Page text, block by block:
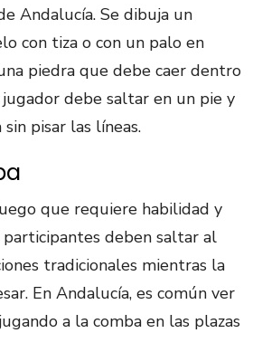
Andalucía. Se dibuja un
con tiza o con un palo en
piedra que debe caer dentro
debe saltar en un pie y
pisar las líneas.
que requiere habilidad y
participantes deben saltar al
tradicionales mientras la
En Andalucía, es común ver
a la comba en las plazas